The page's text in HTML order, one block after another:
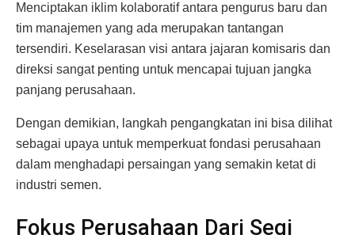
Menciptakan iklim kolaboratif antara pengurus baru dan
tim manajemen yang ada merupakan tantangan
tersendiri. Keselarasan visi antara jajaran komisaris dan
direksi sangat penting untuk mencapai tujuan jangka
panjang perusahaan.
Dengan demikian, langkah pengangkatan ini bisa dilihat
sebagai upaya untuk memperkuat fondasi perusahaan
dalam menghadapi persaingan yang semakin ketat di
industri semen.
Fokus Perusahaan Dari Segi